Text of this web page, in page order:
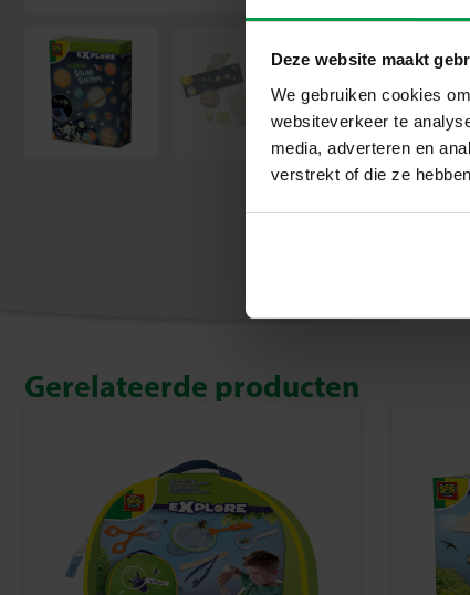
Deze website maakt
We gebruiken cookies
websiteverkeer te
media, adverteren en
verstrekt of die ze
Gerelateerde producten